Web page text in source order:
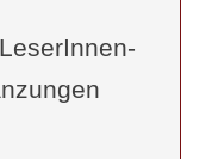
und fest in
... lebt ...“
in